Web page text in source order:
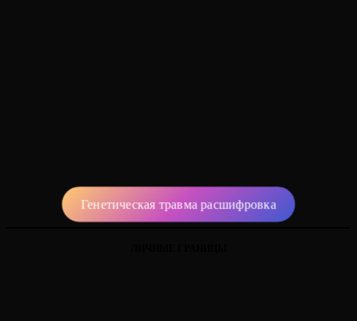
Генетическая травма расшифровка